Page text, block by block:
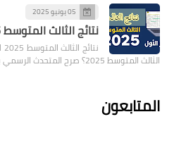
05 يونيو 2025
نتائج الثالث المتوسط 2025 الدور الأول
الثالث المتوسط 2025؟ صرح المتحدث الرسمي باسم وزارة الت…
المتابعون